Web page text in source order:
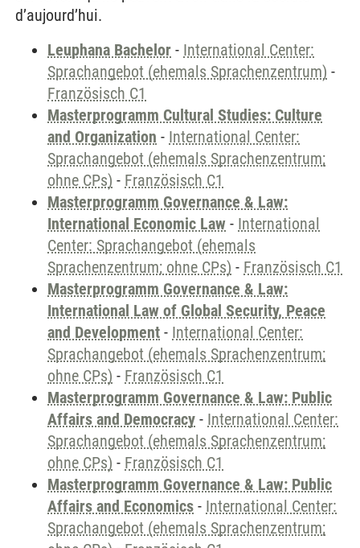
d’aujourd’hui.
Leuphana Bachelor - International Center:
Sprachangebot (ehemals Sprachenzentrum) -
Französisch C1
Masterprogramm Cultural Studies: Culture
and Organization - International Center:
Sprachangebot (ehemals Sprachenzentrum;
ohne CPs) - Französisch C1
Masterprogramm Governance & Law:
International Economic Law - International
Center: Sprachangebot (ehemals
Sprachenzentrum; ohne CPs) - Französisch C1
Masterprogramm Governance & Law:
International Law of Global Security, Peace
and Development - International Center:
Sprachangebot (ehemals Sprachenzentrum;
ohne CPs) - Französisch C1
Masterprogramm Governance & Law: Public
Affairs and Democracy - International Center:
Sprachangebot (ehemals Sprachenzentrum;
ohne CPs) - Französisch C1
Masterprogramm Governance & Law: Public
Affairs and Economics - International Center:
Sprachangebot (ehemals Sprachenzentrum;